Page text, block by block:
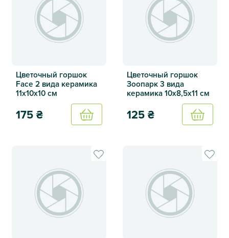
Цветочный горшок
Face 2 вида керамика
11х10х10 см
175₴
Купить
Цветочный горшок
Зоопарк 3 вида
керамика 10х8,5х11 см
125₴
Купить